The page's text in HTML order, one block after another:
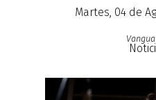
Martes, 04 de